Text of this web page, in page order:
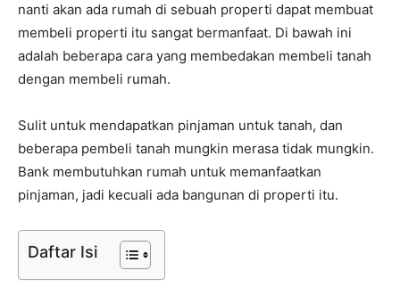
nanti akan ada rumah di sebuah properti dapat membuat
membeli properti itu sangat bermanfaat. Di bawah ini
adalah beberapa cara yang membedakan membeli tanah
dengan membeli rumah.
Sulit untuk mendapatkan pinjaman untuk tanah, dan
beberapa pembeli tanah mungkin merasa tidak mungkin.
Bank membutuhkan rumah untuk memanfaatkan
pinjaman, jadi kecuali ada bangunan di properti itu.
Daftar Isi